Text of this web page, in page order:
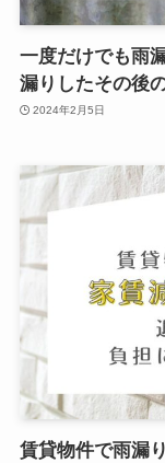
一度だけでも雨
漏りしたその後
2024年2月5日
賃貸物件で雨漏